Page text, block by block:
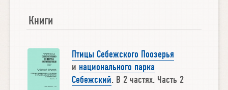
Книги
Птицы Себежского Поозерья
и национального парка
Себежский. В 2 частях. Часть 2